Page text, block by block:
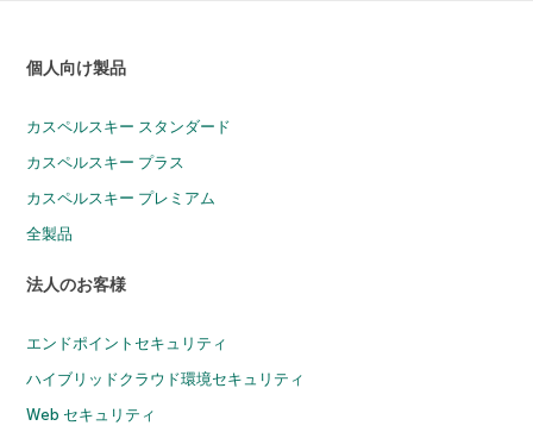
個人向け製品
カスペルスキー スタンダード
カスペルスキー プラス
カスペルスキー プレミアム
全製品
法人のお客様
エンドポイントセキュリティ
ハイブリッドクラウド環境セキュリティ
Web セキュリティ